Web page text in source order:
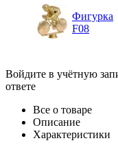
Фигурка
F08
Войдите в учётную
ответе
Все о товаре
Описание
Характеристики